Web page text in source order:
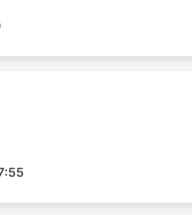
来定制行程。不同级别和类
、快速大巴或普通大巴，是
盛的膳食。乘夜间巴士旅